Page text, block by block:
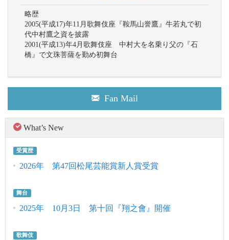
略歴
2005(平成17)年11月歌舞伎座『鞍馬山誉鷹』牛若丸で初
代中村鷹之資を披露
2001(平成13)年4月歌舞伎座 中村大を名乗り父の『石
橋』で文珠菩薩を勤め初舞台
Fan Mail
What’s New
受賞歴
2026年 第47回松尾芸能賞新人賞受賞
舞台
2025年 10月3日 第十回『翔之會』開催
歌舞伎